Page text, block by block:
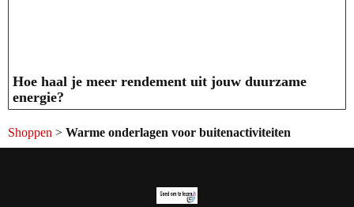
Hoe haal je meer rendement uit jouw duurzame
energie?
Shoppen > Warme onderlagen voor buitenactiviteiten